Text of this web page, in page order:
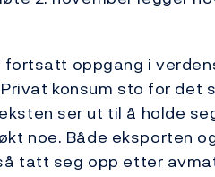
oppgang i
konsum sto for det
ser ut til å holde
noe. Både eksporten
tatt seg opp etter